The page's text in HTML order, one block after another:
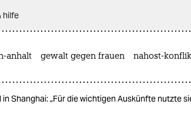
hilfe
anhalt gewalt gegen frauen nahost-
in Shanghai: „Für die wichtigen Auskünfte nutzte